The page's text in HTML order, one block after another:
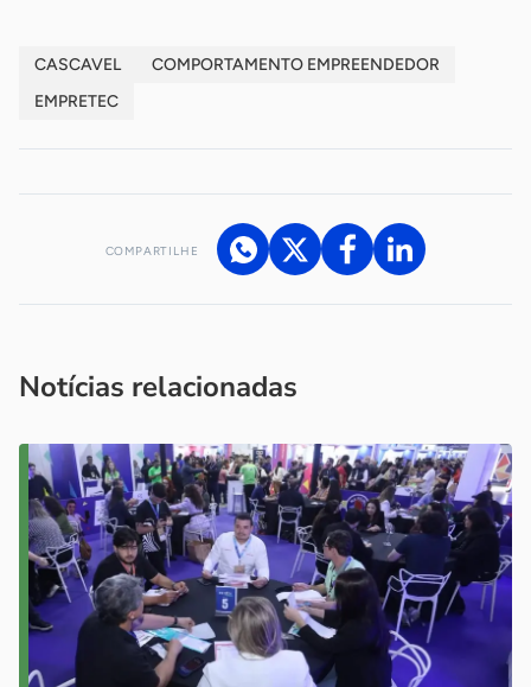
CASCAVEL
COMPORTAMENTO EMPREENDEDOR
EMPRETEC
COMPARTILHE
Notícias relacionadas